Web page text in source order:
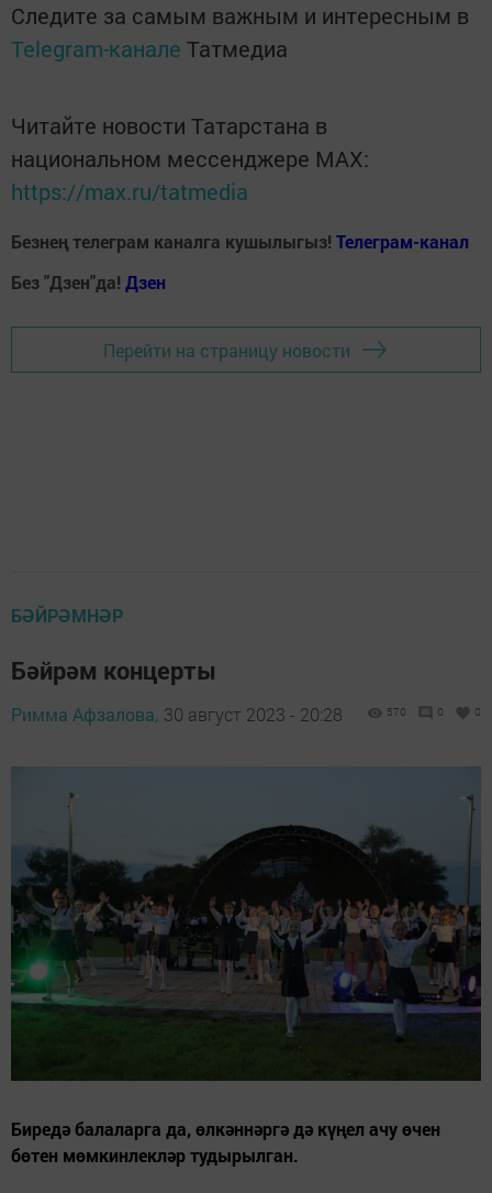
Следите за самым важным и интересным в
Telegram-канале Татмедиа
Читайте новости Татарстана в
национальном мессенджере MАХ:
https://max.ru/tatmedia
Безнең телеграм каналга кушылыгыз! Телеграм-канал
Без "Дзен"да! Дзен
Перейти на страницу новости
БӘЙРӘМНӘР
Бәйрәм концерты
Римма Афзалова, 30 август 2023 - 20:28 570 0 0
Биредә балаларга да, өлкәннәргә дә күңел ачу өчен
бөтен мөмкинлекләр тудырылган.